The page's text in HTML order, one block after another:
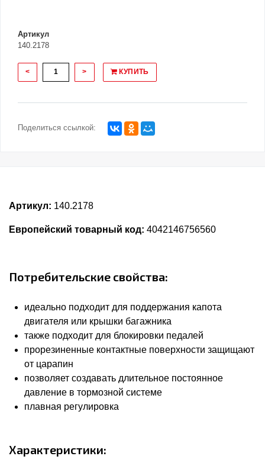
Артикул
140.2178
< > КУПИТЬ
Поделиться ссылкой:
Артикул: 140.2178
Европейский товарный код: 4042146756560
Потребительские свойства:
идеально подходит для поддержания капота
двигателя или крышки багажника
также подходит для блокировки педалей
прорезиненные контактные поверхности защищают
от царапин
позволяет создавать длительное постоянное
давление в тормозной системе
плавная регулировка
Характеристики: